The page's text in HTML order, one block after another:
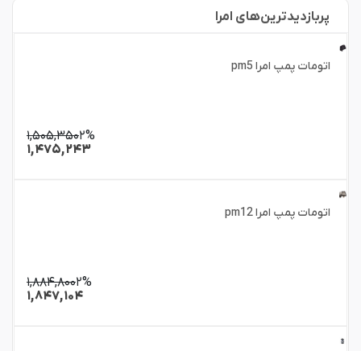
پربازدید‌ترین‌های امرا
اتومات پمپ امرا pm5
۱,۵۰۵,۳۵۰۲%
۱,۴۷۵,۲۴۳
اتومات پمپ امرا pm12
۱,۸۸۴,۸۰۰۲%
۱,۸۴۷,۱۰۴